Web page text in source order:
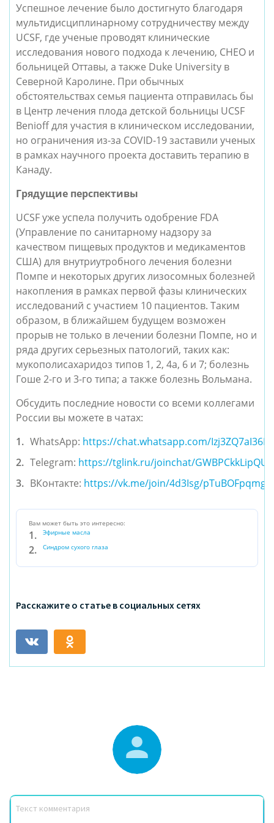
Успешное лечение было достигнуто благодаря
мультидисциплинарному сотрудничеству между
UCSF, где ученые проводят клинические
исследования нового подхода к лечению, CHEO и
больницей Оттавы, а также Duke University в
Северной Каролине. При обычных
обстоятельствах семья пациента отправилась бы
в Центр лечения плода детской больницы UCSF
Benioff для участия в клиническом исследовании,
но ограничения из-за COVID-19 заставили ученых
в рамках научного проекта доставить терапию в
Канаду.
Грядущие перспективы
UCSF уже успела получить одобрение FDA
(Управление по санитарному надзору за
качеством пищевых продуктов и медикаментов
США) для внутриутробного лечения болезни
Помпе и некоторых других лизосомных болезней
накопления в рамках первой фазы клинических
исследований с участием 10 пациентов. Таким
образом, в ближайшем будущем возможен
прорыв не только в лечении болезни Помпе, но и
ряда других серьезных патологий, таких как:
мукополисахаридоз типов 1, 2, 4а, 6 и 7; болезнь
Гоше 2-го и 3-го типа; а также болезнь Вольмана.
Обсудить последние новости со всеми коллегами
России вы можете в чатах:
WhatsApp: https://chat.whatsapp.com/
Telegram: https://tglink.ru/joinchat/
ВКонтакте: https://vk.me/join/4d3Isg/
Вам может быть это интересно:
Эфирные масла
Синдром сухого глаза
Расскажите о статье в социальных сетях